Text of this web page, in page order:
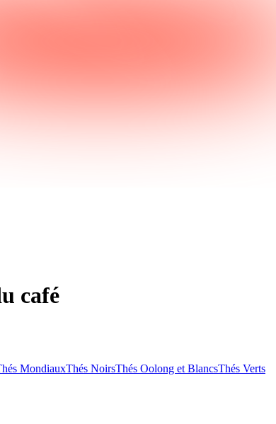
café
MondiauxThés NoirsThés Oolong et BlancsThés Verts